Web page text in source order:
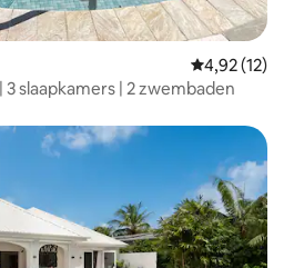
Gemiddelde
4,92 (12)
3 slaapkamers | 2 zwembaden